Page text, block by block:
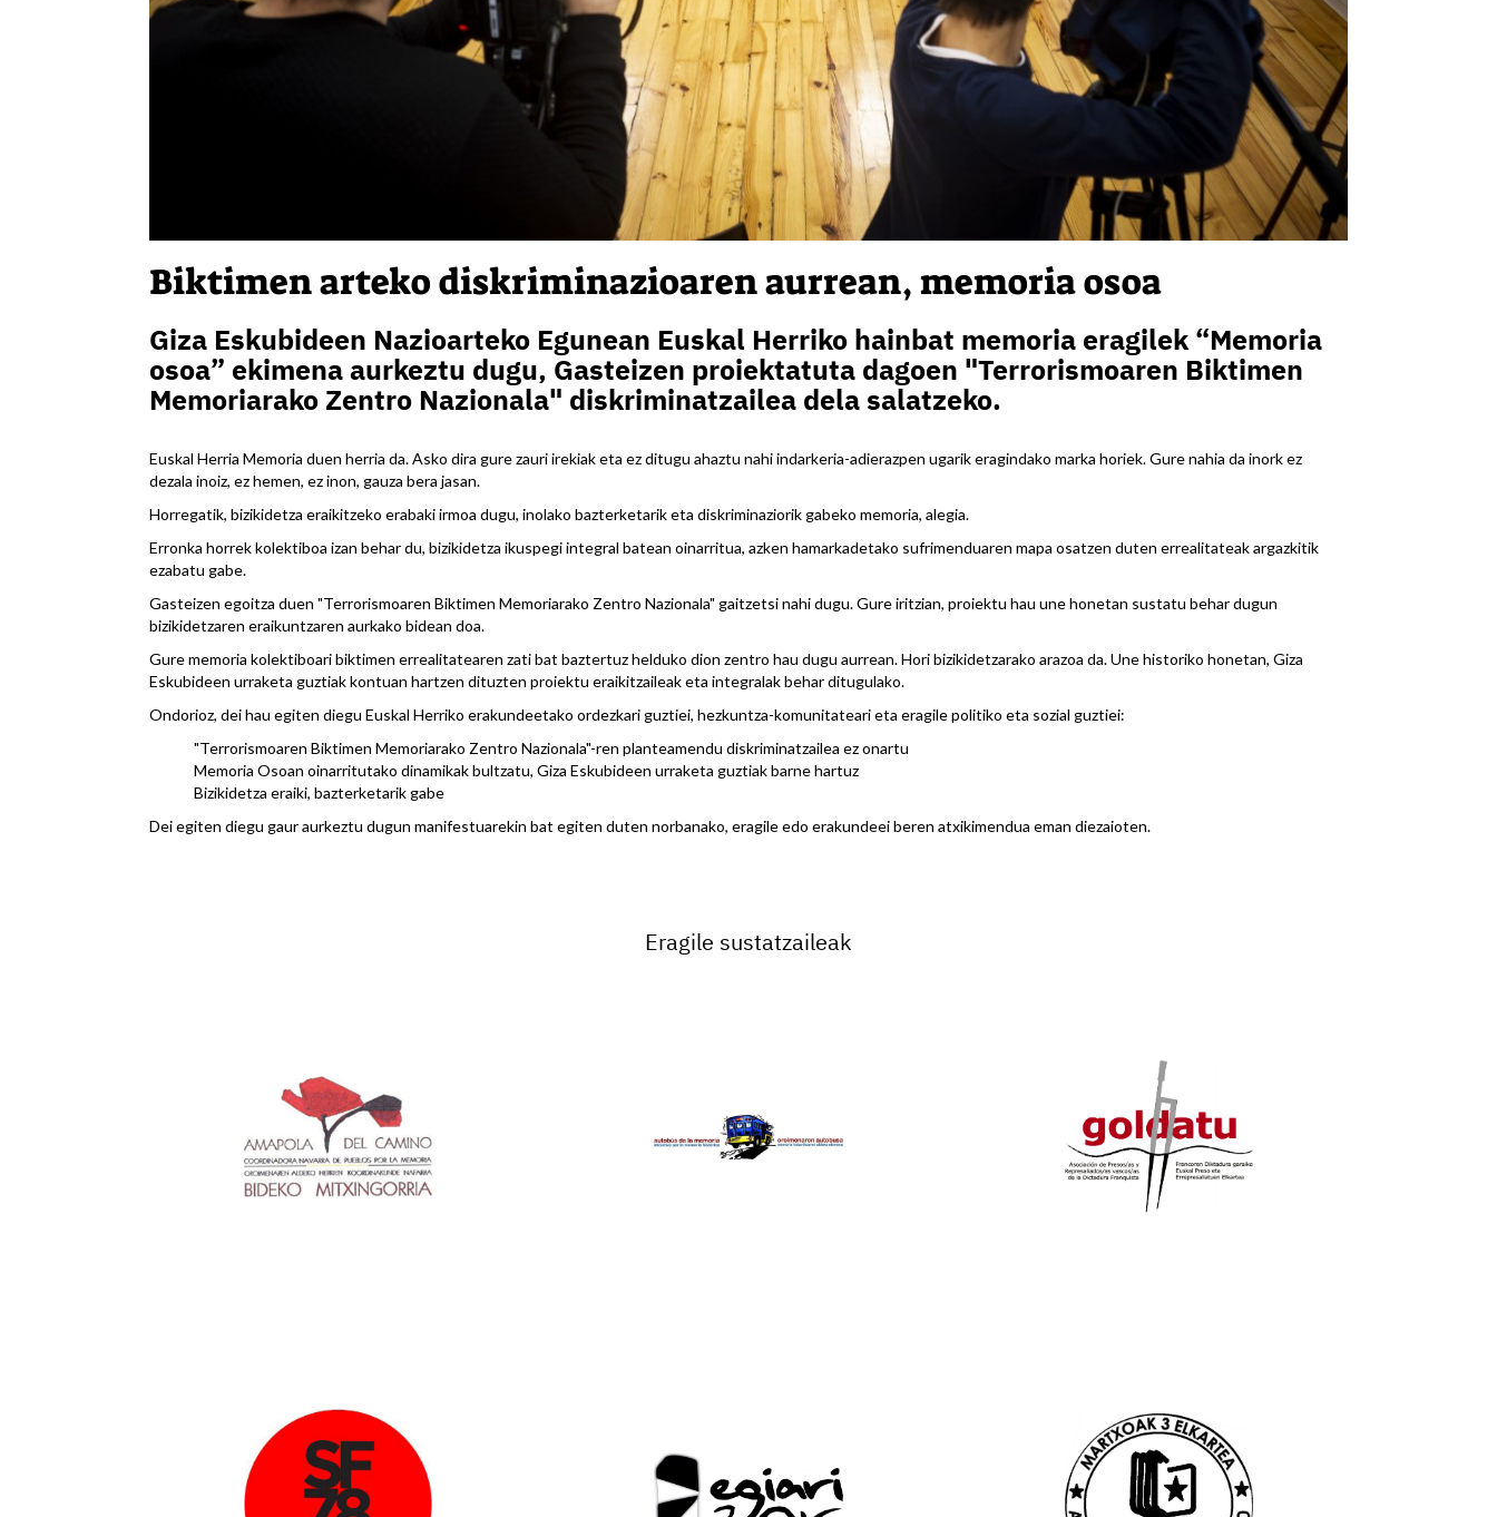
Biktimen arteko diskriminazioaren aurrean, memoria osoa
Giza Eskubideen Nazioarteko Egunean Euskal Herriko hainbat memoria eragilek “Memoria
osoa” ekimena aurkeztu dugu, Gasteizen proiektatuta dagoen "Terrorismoaren Biktimen
Memoriarako Zentro Nazionala" diskriminatzailea dela salatzeko.
Euskal Herria Memoria duen herria da. Asko dira gure zauri irekiak eta ez ditugu ahaztu nahi indarkeria-adierazpen ugarik eragindako marka horiek. Gure nahia da inork ez
dezala inoiz, ez hemen, ez inon, gauza bera jasan.
Horregatik, bizikidetza eraikitzeko erabaki irmoa dugu, inolako bazterketarik eta diskriminaziorik gabeko memoria, alegia.
Erronka horrek kolektiboa izan behar du, bizikidetza ikuspegi integral batean oinarritua, azken hamarkadetako sufrimenduaren mapa osatzen duten errealitateak argazkitik
ezabatu gabe.
Gasteizen egoitza duen "Terrorismoaren Biktimen Memoriarako Zentro Nazionala" gaitzetsi nahi dugu. Gure iritzian, proiektu hau une honetan sustatu behar dugun
bizikidetzaren eraikuntzaren aurkako bidean doa.
Gure memoria kolektiboari biktimen errealitatearen zati bat baztertuz helduko dion zentro hau dugu aurrean. Hori bizikidetzarako arazoa da. Une historiko honetan, Giza
Eskubideen urraketa guztiak kontuan hartzen dituzten proiektu eraikitzaileak eta integralak behar ditugulako.
Ondorioz, dei hau egiten diegu Euskal Herriko erakundeetako ordezkari guztiei, hezkuntza-komunitateari eta eragile politiko eta sozial guztiei:
"Terrorismoaren Biktimen Memoriarako Zentro Nazionala"-ren planteamendu diskriminatzailea ez onartu
Memoria Osoan oinarritutako dinamikak bultzatu, Giza Eskubideen urraketa guztiak barne hartuz
Bizikidetza eraiki, bazterketarik gabe
Dei egiten diegu gaur aurkeztu dugun manifestuarekin bat egiten duten norbanako, eragile edo erakundeei beren atxikimendua eman diezaioten.
Eragile sustatzaileak